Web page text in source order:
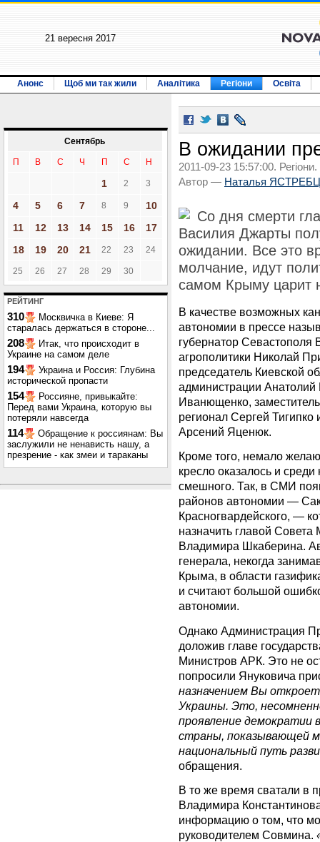
21 вересня 2017
Анонс Щоб ми так жили Аналітика Регіони Освіта
Сентябрь
П В С Ч П С Н
1 2 3
4 5 6 7 8 9
10
11
12 13 14 15 16
17
18
19 20 21 22 23 24
25 26 27 28 29 30
РЕЙТИНГ
310
Москвичка в Киеве: Я
старалась держаться в стороне...
208
Итак, что происходит в
Украине на самом деле
194
Украина и Россия: Глубина
исторической пропасти
154
Россияне, привыкайте:
Перед вами Украина, которую вы
потеряли навсегда
114
Обращение к россиянам: Вы
заслужили не ненависть нашу, а
презрение - как змеи и тараканы
В ожидании
2011-09-23 15:57:00. Регіони.
Автор — Наталья
Со дня смерти
Василия Джарты
ожидании. Все это
молчание, идут
самом Крыму царит
В качестве возможных
автономии в прессе
губернатор
агрополитики Николай
председатель Киевской
администрации
Иванющенко,
регионал Сергей
Арсений Яценюк.
Кроме того, немало
кресло оказалось и
смешного. Так, в СМИ
районов автономии —
Красногвардейского, —
назначить главой
Владимира Шкаберина.
генерала, некогда
Крыма, в области
и считают большой
автономии.
Однако Администрация
доложив главе
Министров АРК. Это не
попросили Януковича
назначением Вы
Украины. Это,
проявление демократии
страны, показывающей
национальный путь
обращения.
В то же время сватали в
Владимира
информацию о том, что
руководителем Совмина.